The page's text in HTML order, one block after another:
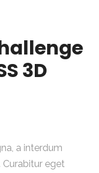
3D
a interdum
eget